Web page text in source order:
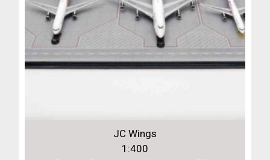
JC Wings
1:400